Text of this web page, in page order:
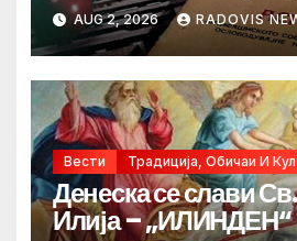
AUG 2, 2026 RADOVIS
Вести Традиција, Обичаи И
Денеска се слави
Илија – „ИЛИНДЕН“